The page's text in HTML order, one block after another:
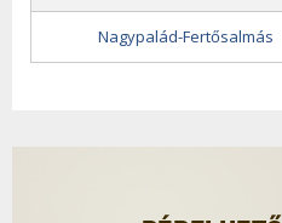
Nagypalád-Fertősalmás